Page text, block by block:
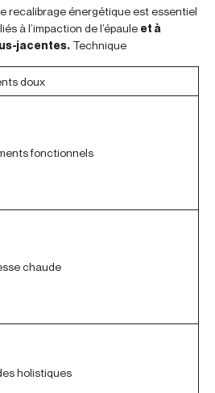
recalibrage énergétique est essentiel
à l’impaction de l’épaule et à
jacentes. Technique
doux
fonctionnels
chaude
holistiques